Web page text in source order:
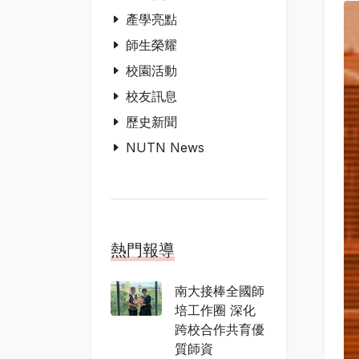
產學亮點
師生榮耀
校園活動
校友訊息
歷史新聞
NUTN News
熱門報導
南大接棒全國師
培工作圈 深化
跨校合作共育優
質師資